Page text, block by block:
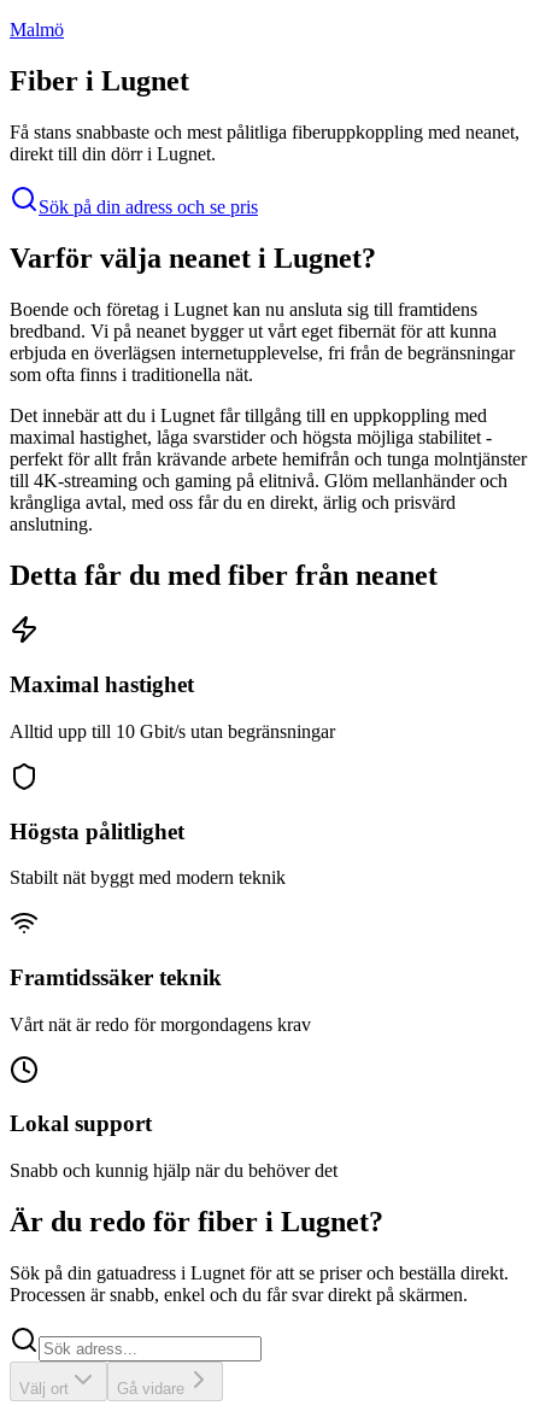
Malmö
Fiber i Lugnet
Få stans snabbaste och mest pålitliga fiberuppkoppling med neanet,
direkt till din dörr i Lugnet.
Sök på din adress och se pris
Varför välja neanet i Lugnet?
Boende och företag i Lugnet kan nu ansluta sig till framtidens
bredband. Vi på neanet bygger ut vårt eget fibernät för att kunna
erbjuda en överlägsen internetupplevelse, fri från de begränsningar
som ofta finns i traditionella nät.
Det innebär att du i Lugnet får tillgång till en uppkoppling med
maximal hastighet, låga svarstider och högsta möjliga stabilitet -
perfekt för allt från krävande arbete hemifrån och tunga molntjänster
till 4K-streaming och gaming på elitnivå. Glöm mellanhänder och
krångliga avtal, med oss får du en direkt, ärlig och prisvärd
anslutning.
Detta får du med fiber från neanet
Maximal hastighet
Alltid upp till 10 Gbit/s utan begränsningar
Högsta pålitlighet
Stabilt nät byggt med modern teknik
Framtidssäker teknik
Vårt nät är redo för morgondagens krav
Lokal support
Snabb och kunnig hjälp när du behöver det
Är du redo för fiber i Lugnet?
Sök på din gatuadress i Lugnet för att se priser och beställa direkt.
Processen är snabb, enkel och du får svar direkt på skärmen.
Sök
Välj ort Gå vidare